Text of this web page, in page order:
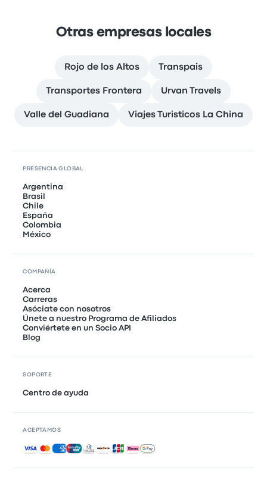
Otras empresas locales
Rojo de los Altos Transpais
Transportes Frontera Urvan Travels
Valle del Guadiana Viajes Turisticos La China
PRESENCIA GLOBAL
Argentina
Brasil
Chile
España
Colombia
México
COMPAÑÍA
Acerca
Carreras
Asóciate con nosotros
Únete a nuestro Programa de Afiliados
Conviértete en un Socio API
Blog
SOPORTE
Centro de ayuda
ACEPTAMOS
Pagos aceptados